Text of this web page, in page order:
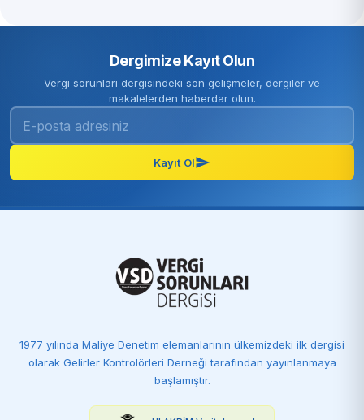
Dergimize Kayıt Olun
Vergi sorunları dergisindeki son gelişmeler, dergiler ve
makalelerden haberdar olun.
Kayıt Ol
1977 yılında Maliye Denetim elemanlarının ülkemizdeki ilk dergisi
olarak Gelirler Kontrolörleri Derneği tarafından yayınlanmaya
başlamıştır.